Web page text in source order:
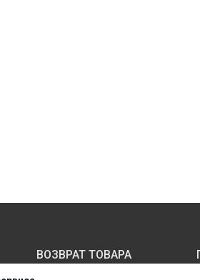
ВОЗВРАТ ТОВАРА